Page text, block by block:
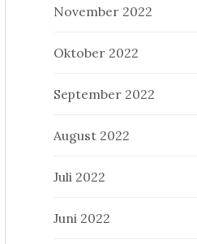
November 2022
Oktober 2022
September 2022
August 2022
Juli 2022
Juni 2022